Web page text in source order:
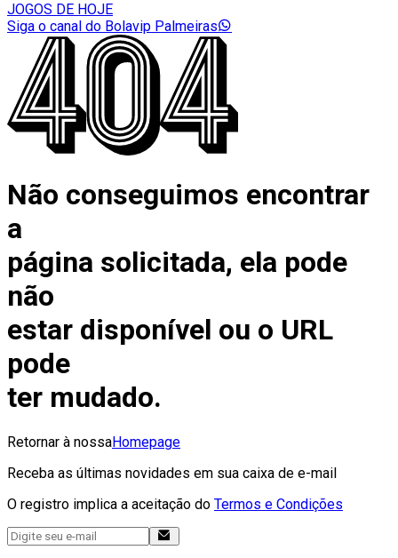
JOGOS DE HOJE
Siga o canal do Bolavip Palmeiras
Não conseguimos encontrar
a
página solicitada, ela pode
não
estar disponível ou o URL
pode
ter mudado.
Retornar à nossaHomepage
Receba as últimas novidades em sua caixa de e-mail
O registro implica a aceitação do Termos e Condições